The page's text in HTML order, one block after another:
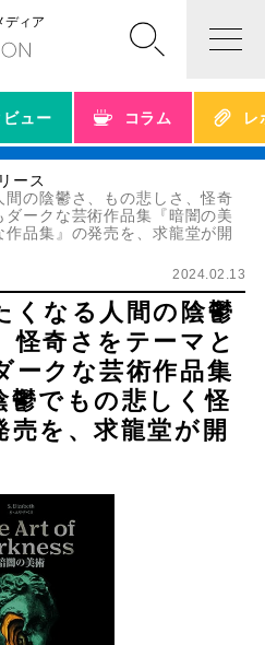
ディア
ビュー コラム レ
ース
の陰鬱さ、もの悲しさ、怪奇
ークな芸術作品集『暗闇の美
品集』の発売を、求龍堂が開
2024.02.13
くなる人間の陰鬱
怪奇さをテーマと
ークな芸術作品集
でもの悲しく怪
売を、求龍堂が開